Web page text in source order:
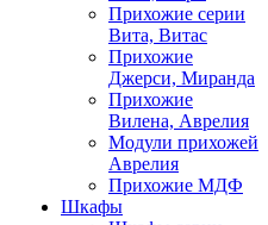
Прихожие серии
Вита, Витас
Прихожие
Джерси, Миранда
Прихожие
Вилена, Аврелия
Модули прихожей
Аврелия
Прихожие МДФ
Шкафы